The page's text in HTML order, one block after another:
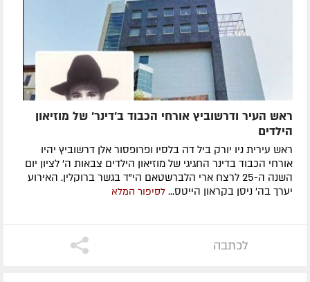
ראש העיר ודרשוביץ אורחי הכבוד ב'דינר' של מוזיאון
הילדים
ראש עירית ניו יורק ביל דה בלסיו ופרופסור אלן דרשוביץ יהיו
אורחי הכבוד בדינר החגיגי של מוזיאון הילדים צבאות ה' לציון יום
השנה ה-25 לרצח ארי הלברשטאם הי"ד בגשר ברוקלין. האירוע
יערך בה' ניסן בקראון הייטס... לסיפור המלא
לכתבה